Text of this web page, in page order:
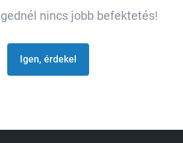
nincs jobb befektetés!
Igen, érdekel